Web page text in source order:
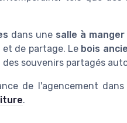
dans une salle à manger
de partage. Le bois
souvenirs partagés
de l'agencement
.